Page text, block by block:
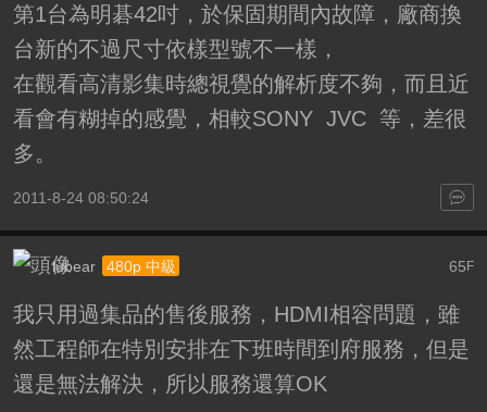
第1台為明碁42吋，於保固期間內故障，廠商換
台新的不過尺寸依樣型號不一樣，
在觀看高清影集時總視覺的解析度不夠，而且近
看會有糊掉的感覺，相較SONY JVC 等，差很
多。
2011-8-24 08:50:24
65 F
lubear 480p 中級
我只用過集品的售後服務，HDMI相容問題，雖
然工程師在特別安排在下班時間到府服務，但是
還是無法解決，所以服務還算OK